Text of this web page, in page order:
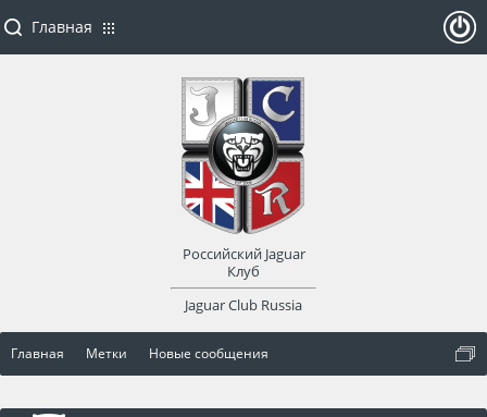
Главная Метки Новые сообщения
Главная
Российский Jaguar
Клуб
Jaguar Club Russia
оват